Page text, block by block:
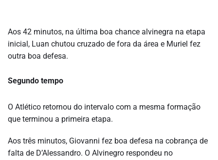
Aos 42 minutos, na última boa chance alvinegra na etapa
inicial, Luan chutou cruzado de fora da área e Muriel fez
outra boa defesa.
Segundo tempo
O Atlético retornou do intervalo com a mesma formação
que terminou a primeira etapa.
Aos três minutos, Giovanni fez boa defesa na cobrança de
falta de D’Alessandro. O Alvinegro respondeu no